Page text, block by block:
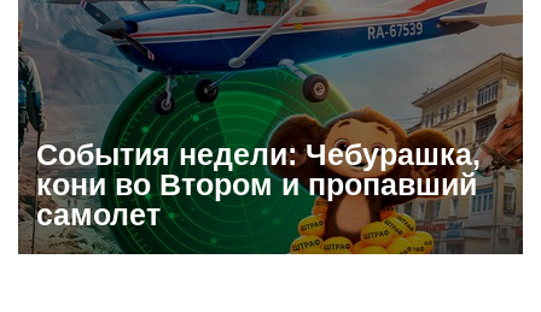
События недели: Чебурашка,
кони во Втором и пропавший
самолет